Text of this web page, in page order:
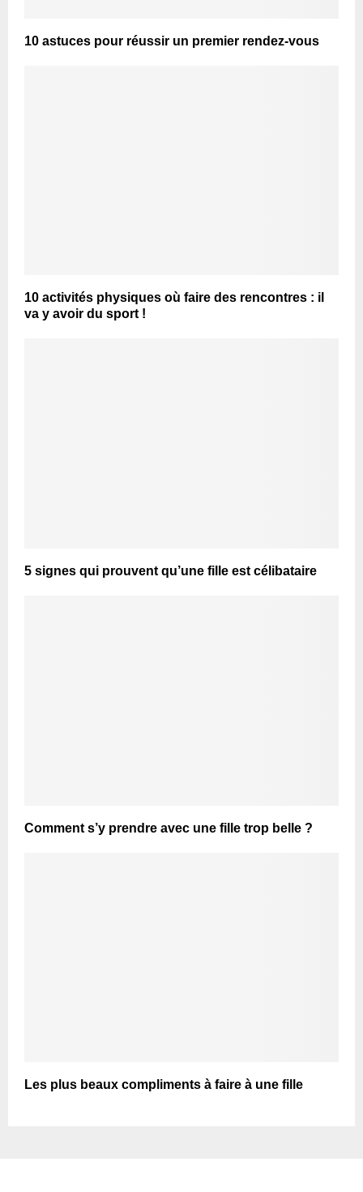
10 astuces pour réussir un premier rendez-vous
10 activités physiques où faire des rencontres : il
va y avoir du sport !
5 signes qui prouvent qu’une fille est célibataire
Comment s’y prendre avec une fille trop belle ?
Les plus beaux compliments à faire à une fille